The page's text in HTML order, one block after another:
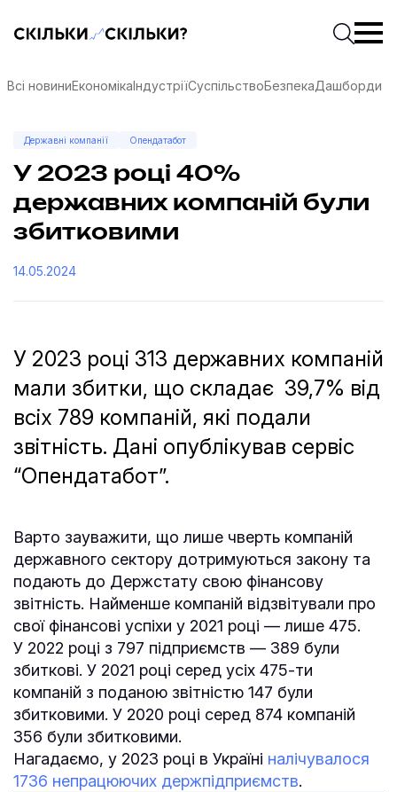
Скільки-скільки? — Медіа про суспільні даніПочати
Всі новиниЕкономікаІндустріїСуспільствоБезпекаДашборди
Державні компанії Опендатабот
У 2023 році 40%
державних компаній були
збитковими
14.05.2024
У 2023 році 313 державних компаній
мали збитки, що складає 39,7% від
всіх 789 компаній, які подали
звітність. Дані опублікував сервіс
“Опендатабот”.
Варто зауважити, що лише чверть компаній
державного сектору дотримуються закону та
подають до Держстату свою фінансову
звітність. Найменше компаній відзвітували про
свої фінансові успіхи у 2021 році — лише 475.
У 2022 році з 797 підприємств — 389 були
збиткові. У 2021 році серед усіх 475-ти
компаній з поданою звітністю 147 були
збитковими. У 2020 році серед 874 компаній
356 були збитковими.
Нагадаємо, у 2023 році в Україні налічувалося
1736 непрацюючих держпідприємств.